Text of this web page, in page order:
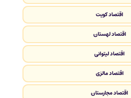
اقتصاد کویت
اقتصاد لهستان
اقتصاد لیتوانی
اقتصاد مالزی
اقتصاد مجارستان